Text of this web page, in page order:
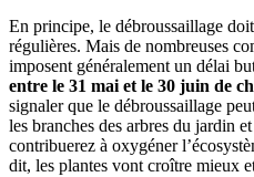
En principe, le débroussaillage
régulières. Mais de nombreuses
imposent généralement un délai
entre le 31 mai et le 30 juin de
signaler que le débroussaillage
les branches des arbres du jardin
contribuerez à oxygéner
dit, les plantes vont croître mieux